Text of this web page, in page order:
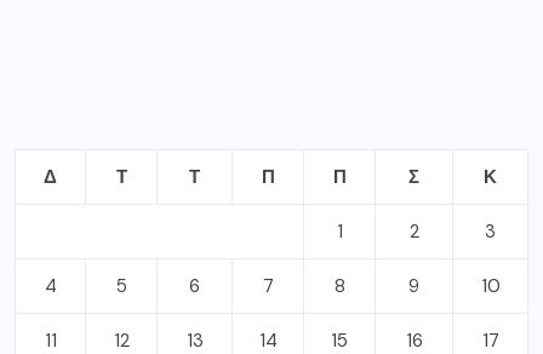
Δ Τ Τ Π Π Σ Κ
1 2 3
4 5 6 7 8 9 10
11 12 13 14 15 16 17